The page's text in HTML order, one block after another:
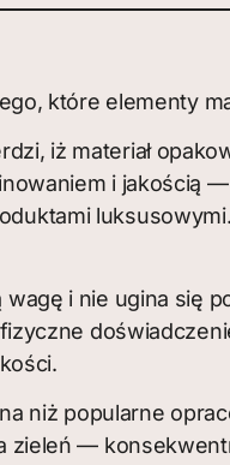
które elementy
iż materiał
i jakością
i nie ugina się
niż popularne
zieleń —